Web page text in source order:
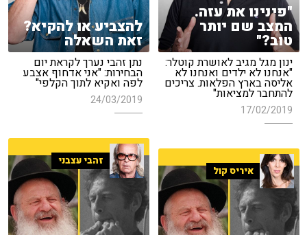
להצביע או להקיא?
זאת השאלה
נתן זהבי נערך לקראת יום
הבחירות: "אני אדחוף אצבע
לפה ואקיא לתוך הקלפי"
24/03/2019
"פינינו את עזה.
המצב שם יותר
טוב?"
ינון מגל מגיב לאושרת קוטלר:
"אנחנו לא ילדים ואנחנו לא
אליסה בארץ הפלאות. צריכים
להתחבר למציאות"
17/02/2019
זהבי עצבני
איריס קול